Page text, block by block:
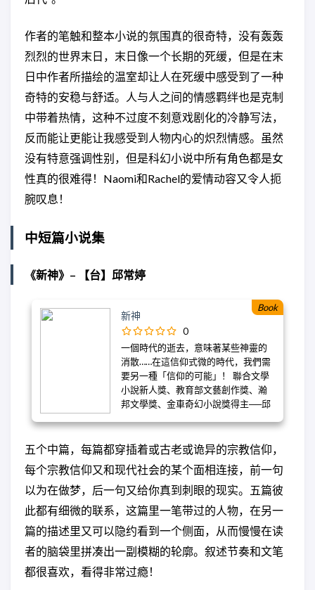
边缘人和流民则在山区建起“森林村”。
“巨蛋城”里资源匮乏，竞争激烈，人们
为自保不惜相互踩踏。“森林村”却在一
位传奇女性知秀的带领下，自给自
流离失所的难民。 在森林村深处的密
林里，隐藏着一座巨大的温室，其中
人说，在寂静的深夜里，它会发出荧
荧蓝光…… 末日时刻，凡人和英雄都面
临抉择。选择爱或选择恨，选择通向
不同的未来。
作者的笔触和整本小说的氛围真的很奇特，没有轰轰
烈烈的世界末日，末日像一个长期的死缓，但是在末
日中作者所描绘的温室却让人在死缓中感受到了一种
奇特的安稳与舒适。人与人之间的情感羁绊也是克制
中带着热情，这种不过度不刻意戏剧化的冷静写法，
反而能让更能让我感受到人物内心的炽烈情感。虽然
没有特意强调性别，但是科幻小说中所有角色都是女
性真的很难得！Naomi和Rachel的爱情动容又令人扼
腕叹息！
中短篇小说集
《新神》– 【台】邱常婷
新神
0
一個時代的逝去，意味著某些神靈的
消散……在這信仰式微的時代，我們需
要另一種「信仰的可能」！ 聯合文學
小說新人獎、教育部文藝創作獎、瀚
邦文學獎、金車奇幻小說獎得主──邱
跨越奇幻、兒童、類型、文學書寫，
對台灣社會百態的著墨、 對環境議題
（作家）：常婷或許就是未來二十年
裡，將帶來最強刺激與最大可能性的
台灣小說家之一。」 蕞爾小島在各種
族裔、文化與信仰間相互震盪下，處
處充滿微小信仰、流動各種信念，舊
的鬼魅形貌已隨著時代隱沒，新的神
靈意涵於焉而生。 邱常婷的中篇小說
集《新神》，收入五則中篇小說，集
Book
五个中篇，每篇都穿插着或古老或诡异的宗教信仰，
每个宗教信仰又和现代社会的某个面相连接，前一句
以为在做梦，后一句又给你真到刺眼的现实。五篇彼
此都有细微的联系，这篇里一笔带过的人物，在另一
篇的描述里又可以隐约看到一个侧面，从而慢慢在读
者的脑袋里拼凑出一副模糊的轮廓。叙述节奏和文笔
都很喜欢，看得非常过瘾！